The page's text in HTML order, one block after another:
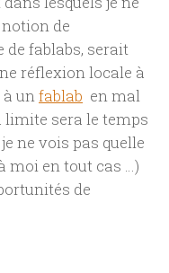
de
fablabs, serait
réflexion locale à
unfablab en mal
limite sera le temps
ne vois pas quelle
moi en tout cas …)
de